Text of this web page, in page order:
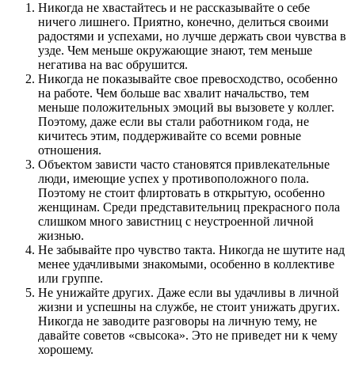
Никогда не хвастайтесь и не рассказывайте о себе
ничего лишнего. Приятно, конечно, делиться своими
радостями и успехами, но лучше держать свои чувства в
узде. Чем меньше окружающие знают, тем меньше
негатива на вас обрушится.
Никогда не показывайте свое превосходство, особенно
на работе. Чем больше вас хвалит начальство, тем
меньше положительных эмоций вы вызовете у коллег.
Поэтому, даже если вы стали работником года, не
кичитесь этим, поддерживайте со всеми ровные
отношения.
Объектом зависти часто становятся привлекательные
люди, имеющие успех у противоположного пола.
Поэтому не стоит флиртовать в открытую, особенно
женщинам. Среди представительниц прекрасного пола
слишком много завистниц с неустроенной личной
жизнью.
Не забывайте про чувство такта. Никогда не шутите над
менее удачливыми знакомыми, особенно в коллективе
или группе.
Не унижайте других. Даже если вы удачливы в личной
жизни и успешны на службе, не стоит унижать других.
Никогда не заводите разговоры на личную тему, не
давайте советов «свысока». Это не приведет ни к чему
хорошему.